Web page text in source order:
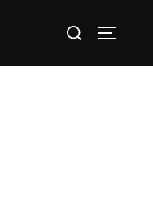
Suchen